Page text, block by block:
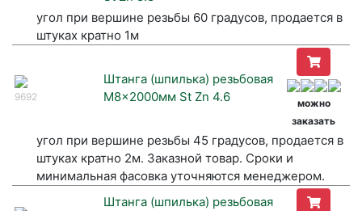
угол при вершине резьбы 60 градусов, продается в
штуках кратно 1м
9692
Штанга (шпилька) резьбовая
M8x2000мм St Zn 4.6
можно
заказать
угол при вершине резьбы 45 градусов, продается в
штуках кратно 2м. Заказной товар. Сроки и
минимальная фасовка уточняются менеджером.
Штанга (шпилька) резьбовая